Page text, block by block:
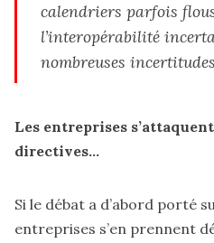
calendriers parfois
l’interopérabilité
nombreuses
Les entreprises
directives…
Si le débat a d’abord porté
entreprises s’en prennent